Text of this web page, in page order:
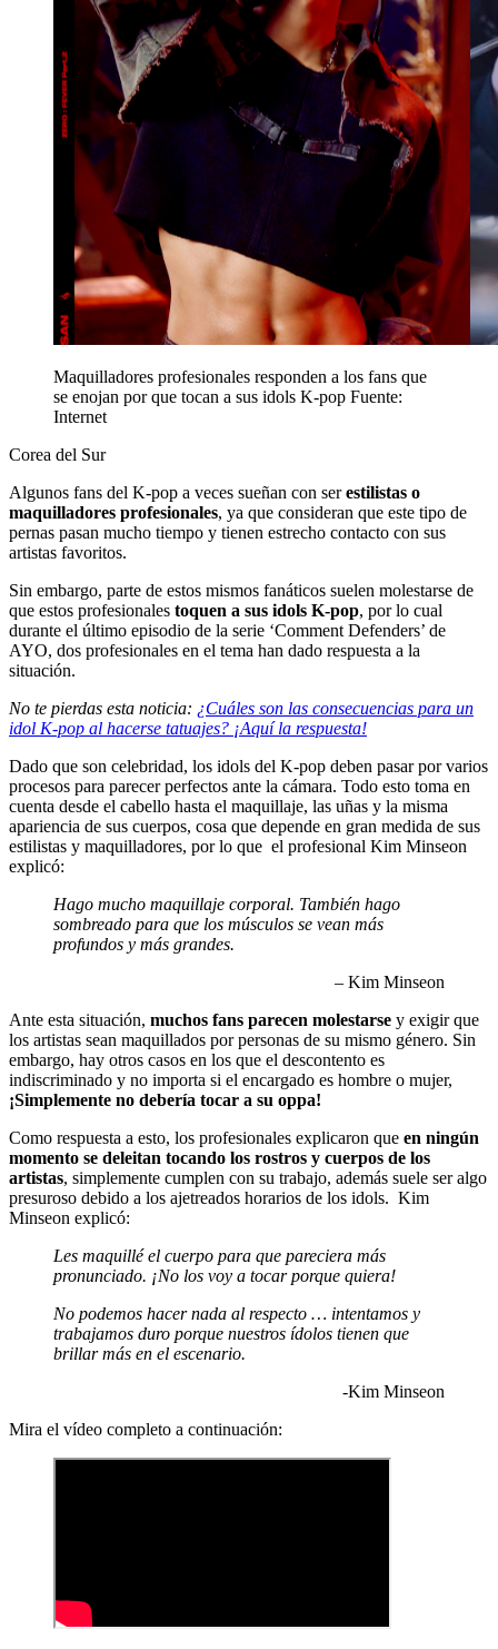
Maquilladores profesionales responden a los fans que
se enojan por que tocan a sus idols K-pop Fuente:
Internet
Corea del Sur
Algunos fans del K-pop a veces sueñan con serestilistas o
maquilladores profesionales, ya que consideran que este tipo de
pernas pasan mucho tiempo y tienen estrecho contacto con sus
artistas favoritos.
Sin embargo, parte de estos mismos fanáticos suelen molestarse de
que estos profesionales toquen a sus idols K-pop, por lo cual
durante el último episodio de la serie ‘Comment Defenders’ de
AYO, dos profesionales en el tema han dado respuesta a la
situación.
No te pierdas esta noticia: ¿Cuáles son las consecuencias para un
idol K-pop al hacerse tatuajes? ¡Aquí la respuesta!
Dado que son celebridad, los idols del K-pop deben pasar por varios
procesos para parecer perfectos ante la cámara. Todo esto toma en
cuenta desde el cabello hasta el maquillaje, las uñas y la misma
apariencia de sus cuerpos, cosa que depende en gran medida de sus
estilistas y maquilladores, por lo que el profesional Kim Minseon
explicó:
Hago mucho maquillaje corporal. También hago
sombreado para que los músculos se vean más
profundos y más grandes.
– Kim Minseon
Ante esta situación, muchos fans parecen molestarse y exigir que
los artistas sean maquillados por personas de su mismo género. Sin
embargo, hay otros casos en los que el descontento es
indiscriminado y no importa si el encargado es hombre o mujer,
¡Simplemente no debería tocar a su oppa!
Como respuesta a esto, los profesionales explicaron que en ningún
momento se deleitan tocando los rostros y cuerpos de los
artistas, simplemente cumplen con su trabajo, además suele ser algo
presuroso debido a los ajetreados horarios de los idols. Kim
Minseon explicó:
Les maquillé el cuerpo para que pareciera más
pronunciado. ¡No los voy a tocar porque quiera!
No podemos hacer nada al respecto … intentamos y
trabajamos duro porque nuestros ídolos tienen que
brillar más en el escenario.
-Kim Minseon
Mira el vídeo completo a continuación: